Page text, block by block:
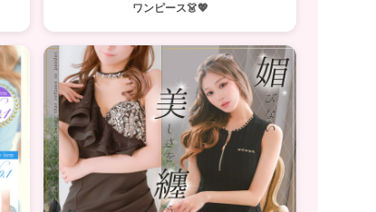
ワンピース👗💖